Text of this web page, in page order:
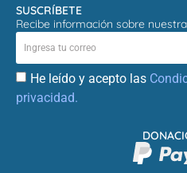
SUSCRÍBETE
Recibe información sobre
He leído y acepto las
privacidad.